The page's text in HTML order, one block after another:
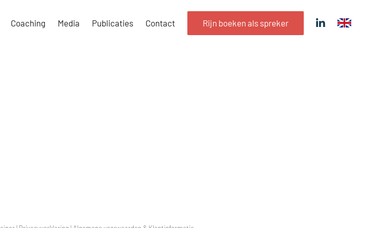
Coaching Media Publicaties Contact Rijn boeken als spreker